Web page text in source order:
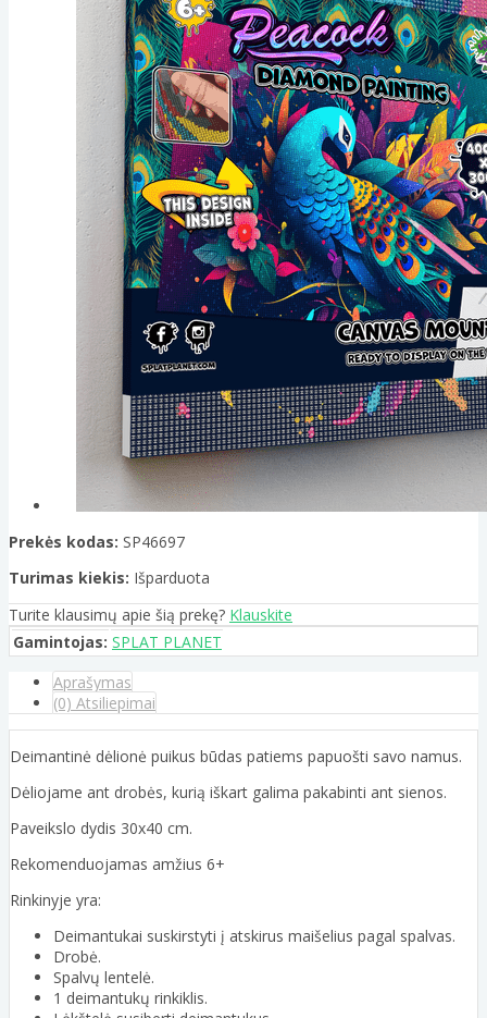
Prekės kodas: SP46697
Turimas kiekis: Išparduota
Turite klausimų apie šią prekę? Klauskite
Gamintojas: SPLAT PLANET
Aprašymas
(0) Atsiliepimai
Deimantinė dėlionė puikus būdas patiems papuošti savo namus.
Dėliojame ant drobės, kurią iškart galima pakabinti ant sienos.
Paveikslo dydis 30x40 cm.
Rekomenduojamas amžius 6+
Rinkinyje yra:
Deimantukai suskirstyti į atskirus maišelius pagal spalvas.
Drobė.
Spalvų lentelė.
1 deimantukų rinkiklis.